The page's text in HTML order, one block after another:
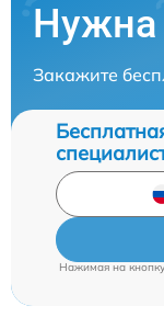
Нужна
Закажите
Нажимая на